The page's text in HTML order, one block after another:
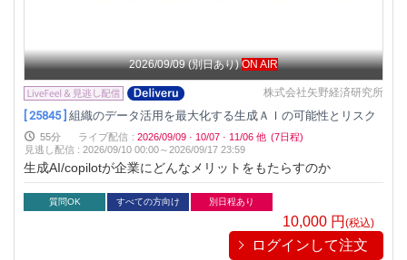
2026/09/09 (別日あり) ON AIR
株式会社矢野経済研究所
[ 25845 ] 組織のデータ活用を最大化する生成ＡＩの可能性とリスク
55分 ライブ配信 : 2026/09/09 · 10/07 · 11/06 他 (7日程)
見逃し配信 :2026/09/10 00:00～2026/09/17 23:59
生成AI/copilotが企業にどんなメリットをもたらすのか
質問OK すべての方向け 別日程あり
10,000 円(税込)
ログインして注文